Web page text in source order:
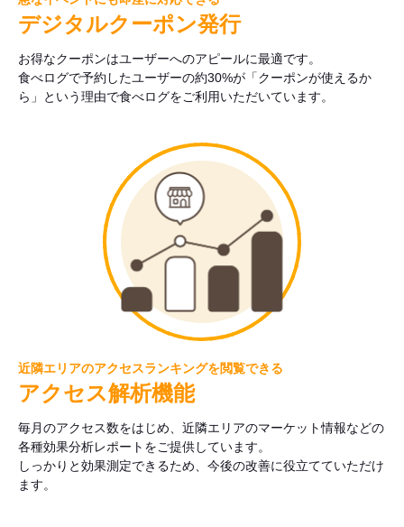
デジタルクーポン発行
お得なクーポンはユーザーへのアピールに最適です。
食べログで予約したユーザーの約30%が「クーポンが使えるか
ら」という理由で食べログをご利用いただいています。
近隣エリアのアクセスランキングを閲覧できる
アクセス解析機能
毎月のアクセス数をはじめ、近隣エリアのマーケット情報などの
各種効果分析レポートをご提供しています。
しっかりと効果測定できるため、今後の改善に役立てていただけ
ます。